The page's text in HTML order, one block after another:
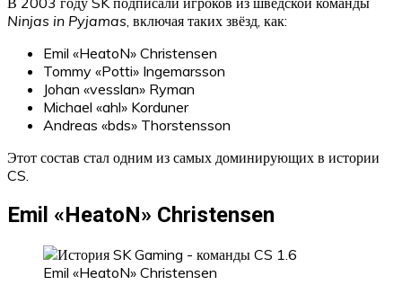
Ninjas in Pyjamas , включая таких звёзд, как:
Emil «HeatoN» Christensen
Tommy «Potti» Ingemarsson
Johan «vesslan» Ryman
Michael «ahl» Korduner
Andreas «bds» Thorstensson
Этот состав стал одним из самых доминирующих в истории
CS.
Emil «HeatoN» Christensen
Emil «HeatoN» Christensen